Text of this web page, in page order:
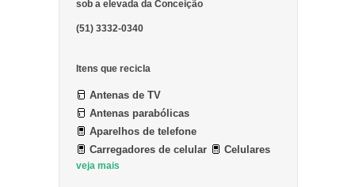
sob a elevada da Conceição
(51) 3332-0340
Itens que recicla
Antenas de TV
Antenas parabólicas
Aparelhos de telefone
Carregadores de celular
Celulares
veja mais